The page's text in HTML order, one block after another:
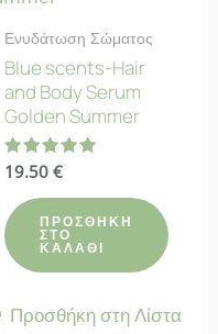
Ενυδάτωση Σώματος
Blue scents-Hair
and Body Serum
Golden Summer
Βαθμολογήθηκε
5.00
από 5
19.50€
ΠΡΟΣΘΉΚΗ
ΣΤΟ
ΚΑΛΆΘΙ
Προσθήκη στη Λίστα